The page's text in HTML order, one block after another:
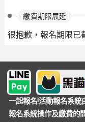
繳費期限展延
很抱歉，報名期限已
一起報名!活動報名系統
報名系統操作及繳費的